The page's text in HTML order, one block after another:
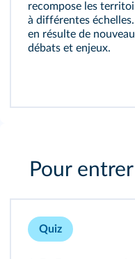
recompose les
à différentes échelles.
en résulte de
débats et enjeux.
Pour
Quiz